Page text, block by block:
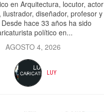
en Arquitectura, locutor, actor
ilustrador, diseñador, profesor y
hace 33 años ha sido
político en...
AGOSTO 4, 2026
LUY